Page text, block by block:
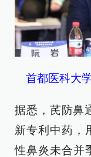
首都医科大
据悉，芪防鼻
新专利中药，
性鼻炎未合并